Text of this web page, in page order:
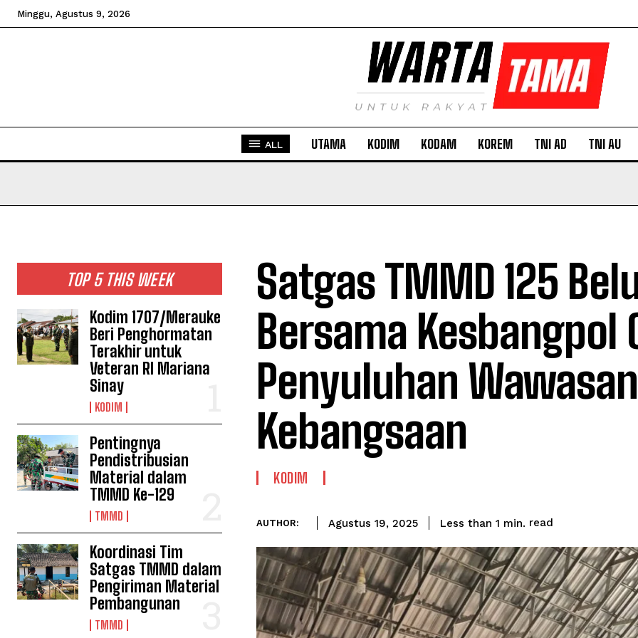
Minggu, Agustus 9, 2026
ALL UTAMA KODIM KODAM KOREM TNI AD TNI AU
TOP 5 THIS WEEK
Kodim 1707/Merauke
Beri Penghormatan
Terakhir untuk
Veteran RI Mariana
Sinay
KODIM
Pentingnya
Pendistribusian
Material dalam
TMMD Ke-129
TMMD
Koordinasi Tim
Satgas TMMD dalam
Pengiriman Material
Pembangunan
TMMD
Satgas TMMD 125
Bersama Kesbangpol
Penyuluhan Wawasan
Kebangsaan
KODIM
AUTHOR: Agustus 19, 2025 Less than 1 min. read